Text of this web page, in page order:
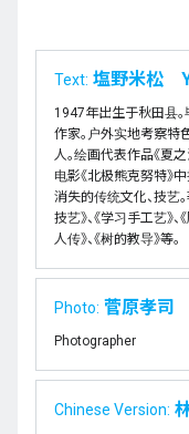
Text: 塩野米松
1947年出生于秋田县
作家。户外实地考察特
人。绘画代表作品《夏
电影《北极熊克努特》
消失的传统文化、技艺
技艺》、《学习手工艺》
人传》、《树的教导》等。
Photo: 菅原孝司
Photographer
Chinese Version: